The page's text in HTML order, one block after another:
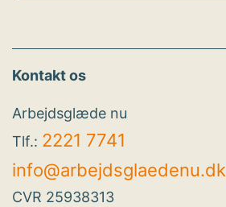
Kontakt os
Arbejdsglæde nu
Tlf.: 2221 7741
info@arbejdsglaedenu.dk
CVR 25938313